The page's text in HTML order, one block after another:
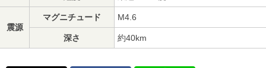
震源
マグニチュード M4.6
深さ 約40km